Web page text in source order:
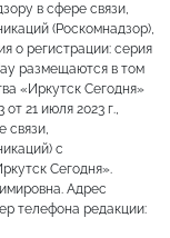
в сфере связи,
(Роскомнадзор),
о регистрации: серия
размещаются в том
«Иркутск Сегодня»
21 июля 2023 г.,
связи,
с
Сегодня».
Адрес
телефона редакции: